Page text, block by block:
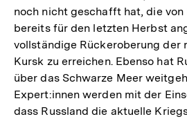
noch nicht geschafft hat, die von
bereits für den letzten Herbst
vollständige Rückeroberung der
Kursk zu erreichen. Ebenso hat
über das Schwarze Meer
Expert:innen werden mit der
dass Russland die aktuelle